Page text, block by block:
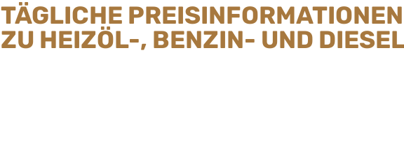
TÄGLICHE PREISINFORMATIONEN
ZU HEIZÖL-, BENZIN- UND